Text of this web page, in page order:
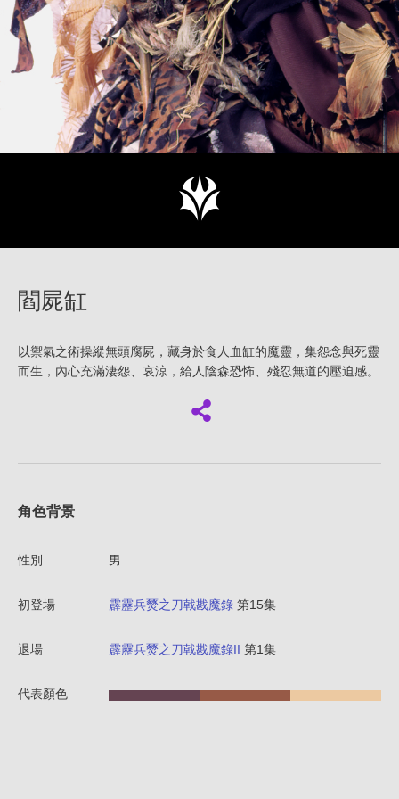
閻屍缸
以禦氣之術操縱無頭腐屍，藏身於食人血缸的魔靈，集怨念與死靈
而生，內心充滿淒怨、哀涼，給人陰森恐怖、殘忍無道的壓迫感。
角色背景
性別 男
初登場 霹靂兵燹之刀戟戡魔錄 第15集
退場 霹靂兵燹之刀戟戡魔錄II 第1集
代表顏色